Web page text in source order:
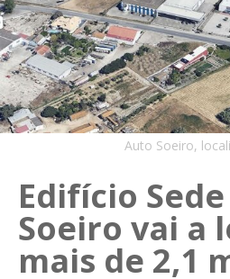
Auto Soeiro,
Edifício
Soeiro vai a
mais de 2,1